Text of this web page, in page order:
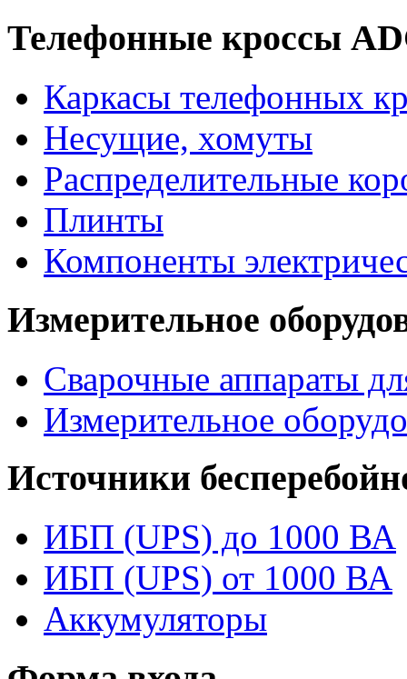
Телефонные кроссы
Каркасы телефонных
Несущие, хомуты
Распределительные
Плинты
Компоненты
Измерительное
Сварочные аппараты
Измерительное
Источники
ИБП (UPS) до 1000 ВА
ИБП (UPS) от 1000 ВА
Аккумуляторы